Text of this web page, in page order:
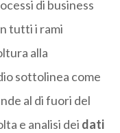
di business
tutti i rami
alla
sottolinea come
al di fuori del
e analisi dei dati